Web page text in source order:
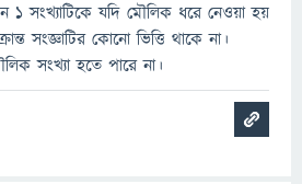
সংখ্যাটিকে যদি মৌলিক ধরে নেওয়া হয়
সংজ্ঞাটির কোনো ভিত্তি থাকে না।
সংখ্যা হতে পারে না।